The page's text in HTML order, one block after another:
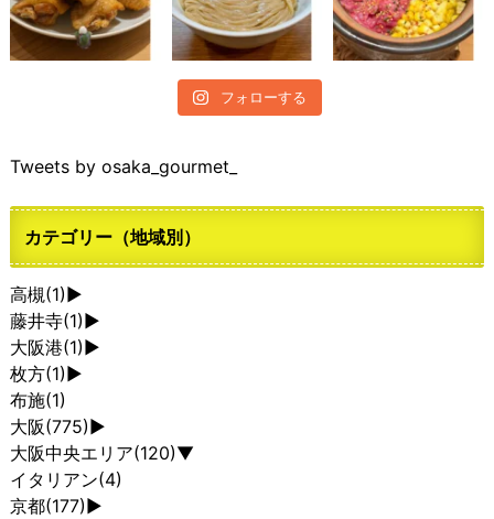
フォローする
Tweets by osaka_gourmet_
カテゴリー（地域別）
高槻(1) ►
藤井寺(1) ►
大阪港(1) ►
枚方(1) ►
布施(1)
大阪(775) ►
大阪中央エリア(120)▼
イタリアン(4)
京都(177) ►